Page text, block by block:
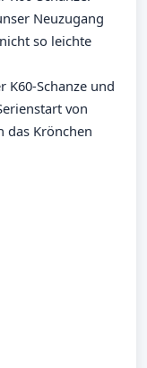
Neuzugang
so leichte
K60-Schanze und
von
das Krönchen